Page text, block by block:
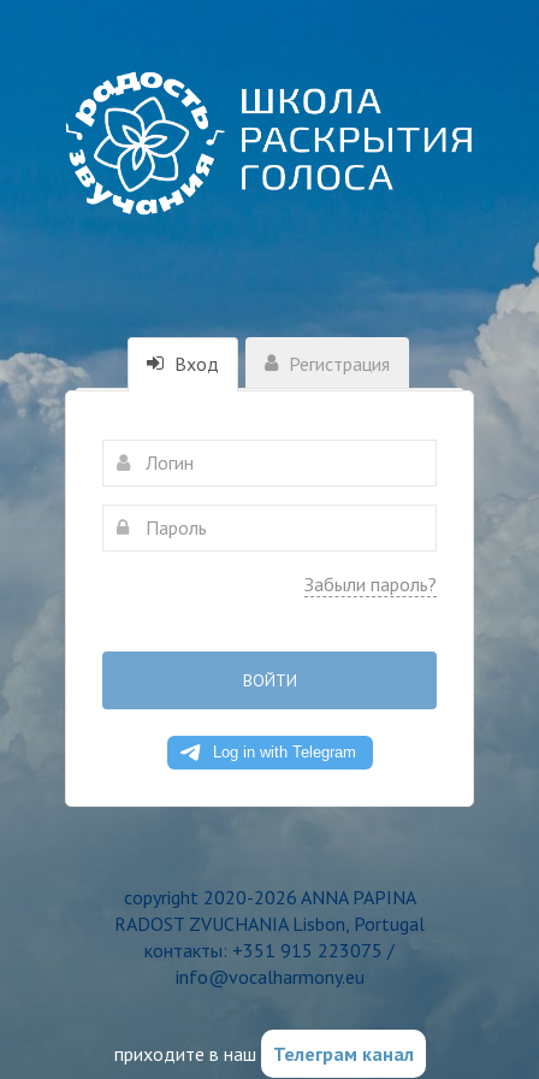
Вход Регистрация
Забыли пароль?
ВОЙТИ
copyright 2020-2026 ANNA PAPINA
RADOST ZVUCHANIA Lisbon, Portugal
контакты: +351 915 223075 /
info@vocalharmony.eu
приходите в наш Телеграм канал